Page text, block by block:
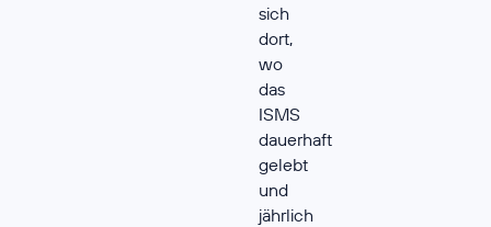
sich
dort,
wo
das
ISMS
dauerhaft
gelebt
und
jährlich